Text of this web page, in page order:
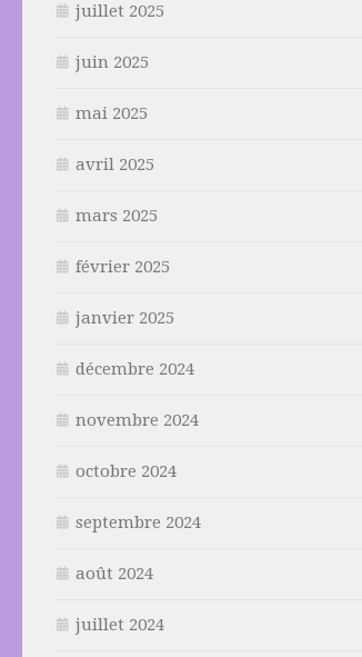
juillet 2025
juin 2025
mai 2025
avril 2025
mars 2025
février 2025
janvier 2025
décembre 2024
novembre 2024
octobre 2024
septembre 2024
août 2024
juillet 2024